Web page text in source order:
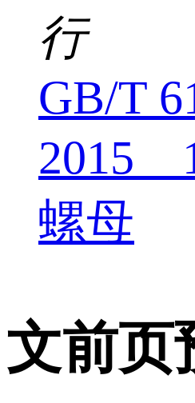
行
GB/T
2015
螺母
文前页